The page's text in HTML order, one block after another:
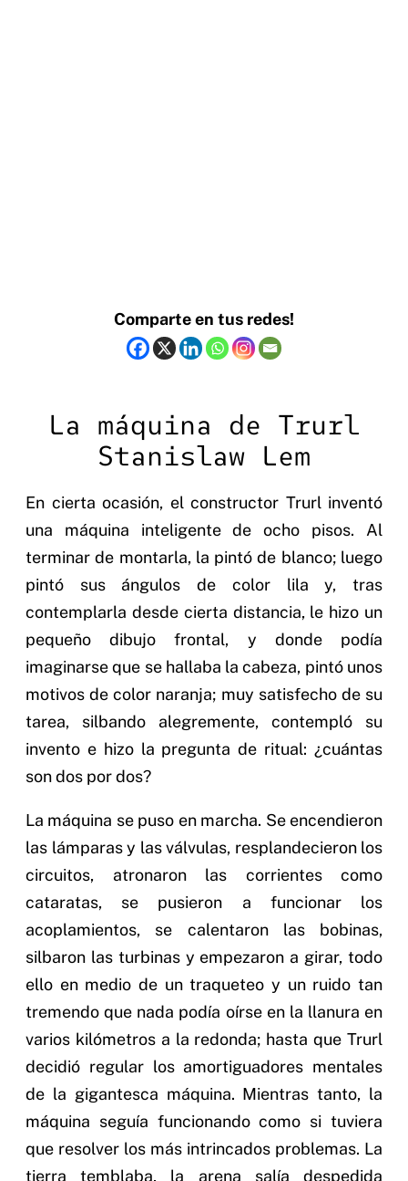
Comparte en tus redes!
La máquina de Trurl
Stanislaw Lem
En cierta ocasión, el constructor Trurl inventó
una máquina inteligente de ocho pisos. Al
terminar de montarla, la pintó de blanco; luego
pintó sus ángulos de color lila y, tras
contemplarla desde cierta distancia, le hizo un
pequeño dibujo frontal, y donde podía
imaginarse que se hallaba la cabeza, pintó unos
motivos de color naranja; muy satisfecho de su
tarea, silbando alegremente, contempló su
invento e hizo la pregunta de ritual: ¿cuántas
son dos por dos?
La máquina se puso en marcha. Se encendieron
las lámparas y las válvulas, resplandecieron los
circuitos, atronaron las corrientes como
cataratas, se pusieron a funcionar los
acoplamientos, se calentaron las bobinas,
silbaron las turbinas y empezaron a girar, todo
ello en medio de un traqueteo y un ruido tan
tremendo que nada podía oírse en la llanura en
varios kilómetros a la redonda; hasta que Trurl
decidió regular los amortiguadores mentales
de la gigantesca máquina. Mientras tanto, la
máquina seguía funcionando como si tuviera
que resolver los más intrincados problemas. La
tierra temblaba, la arena salía despedida